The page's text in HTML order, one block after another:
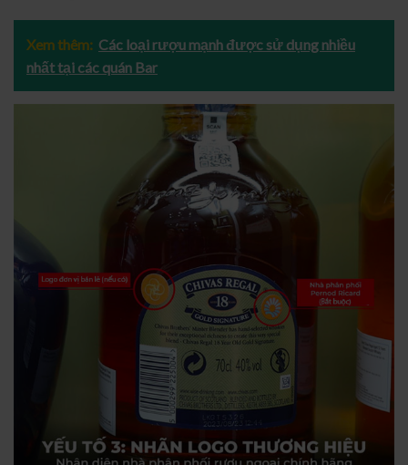
Xem thêm: Các loại rượu mạnh được sử dụng nhiều
nhất tại các quán Bar